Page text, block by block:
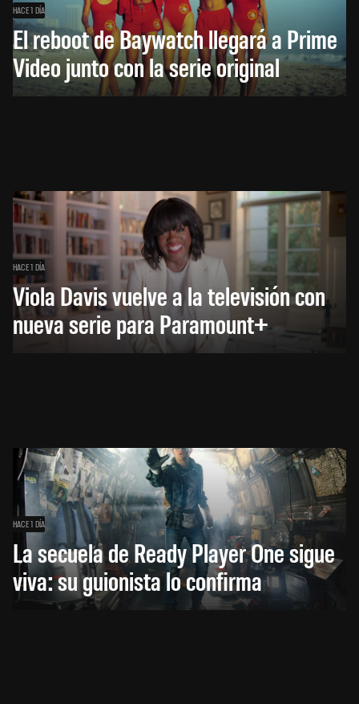
HACE 1 DÍA
El reboot de Baywatch llegará a Prime
Video junto con la serie original
HACE 1 DÍA
Viola Davis vuelve a la televisión con
nueva serie para Paramount+
HACE 1 DÍA
La secuela de Ready Player One sigue
viva: su guionista lo confirma